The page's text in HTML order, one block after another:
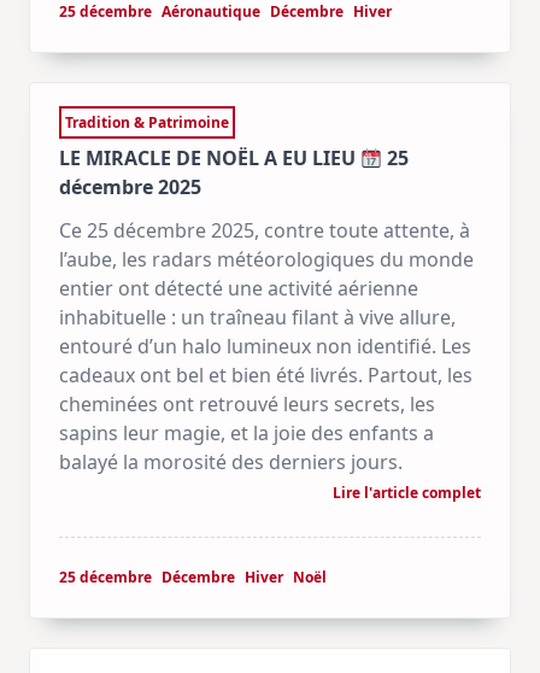
25 décembre Aéronautique Décembre Hiver
Tradition & Patrimoine
LE MIRACLE DE NOËL A EU LIEU
25
décembre 2025
Ce 25 décembre 2025, contre toute attente, à
l’aube, les radars météorologiques du monde
entier ont détecté une activité aérienne
inhabituelle : un traîneau filant à vive allure,
entouré d’un halo lumineux non identifié. Les
cadeaux ont bel et bien été livrés. Partout, les
cheminées ont retrouvé leurs secrets, les
sapins leur magie, et la joie des enfants a
balayé la morosité des derniers jours.
Lire l'article complet
25 décembre Décembre Hiver Noël